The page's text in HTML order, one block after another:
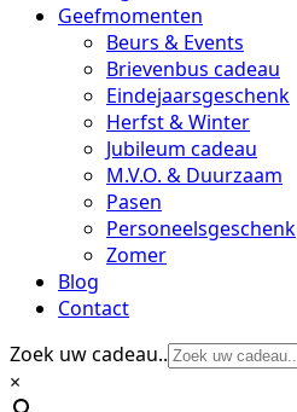
Geefmomenten
Beurs & Events
Brievenbus cadeau
Eindejaarsgeschenk
Herfst & Winter
Jubileum cadeau
M.V.O. & Duurzaam
Pasen
Personeelsgeschenk
Zomer
Blog
Contact
Zoek uw cadeau..
×